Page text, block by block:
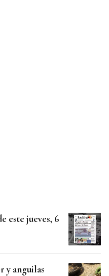
este jueves, 6
y anguilas